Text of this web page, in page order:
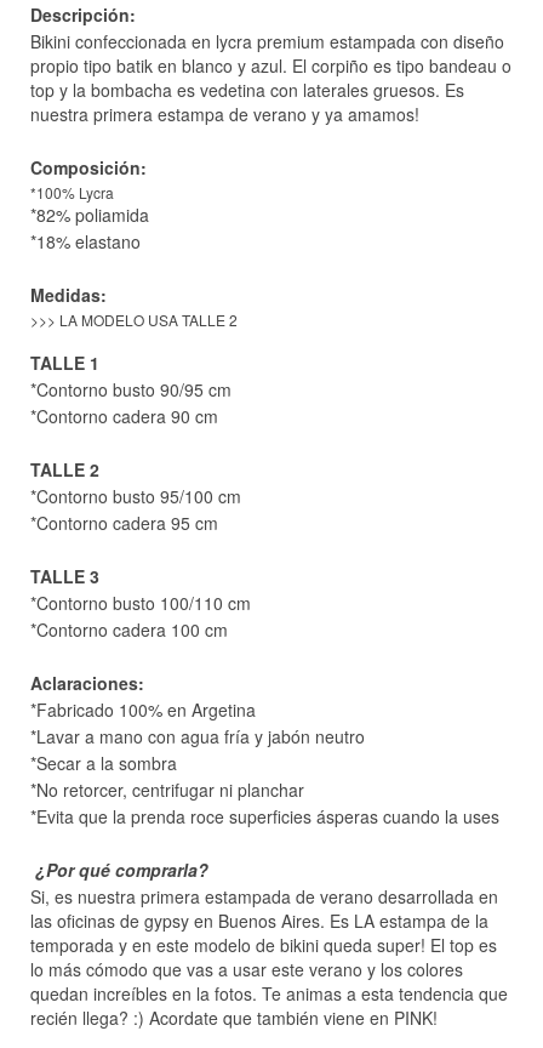
Descripción:
Bikini confeccionada en lycra premium estampada con diseño
propio tipo batik en blanco y azul. El corpiño es tipo bandeau o
top y la bombacha es vedetina con laterales gruesos. Es
nuestra primera estampa de verano y ya amamos!
Composición:
*100% Lycra
*82% poliamida
*18% elastano
Medidas:
>>> LA MODELO USA TALLE 2
TALLE 1
*Contorno busto 90/95 cm
*Contorno cadera 90 cm
TALLE 2
*Contorno busto 95/100 cm
*Contorno cadera 95 cm
TALLE 3
*Contorno busto 100/110 cm
*Contorno cadera 100 cm
Aclaraciones:
*Fabricado 100% en Argetina
*Lavar a mano con agua fría y jabón neutro
*Secar a la sombra
*No retorcer, centrifugar ni planchar
*Evita que la prenda roce superficies ásperas cuando la uses
¿Por qué comprarla?
Si, es nuestra primera estampada de verano desarrollada en
las oficinas de gypsy en Buenos Aires. Es LA estampa de la
temporada y en este modelo de bikini queda super! El top es
lo más cómodo que vas a usar este verano y los colores
quedan increíbles en la fotos. Te animas a esta tendencia que
recién llega? :) Acordate que también viene en PINK!